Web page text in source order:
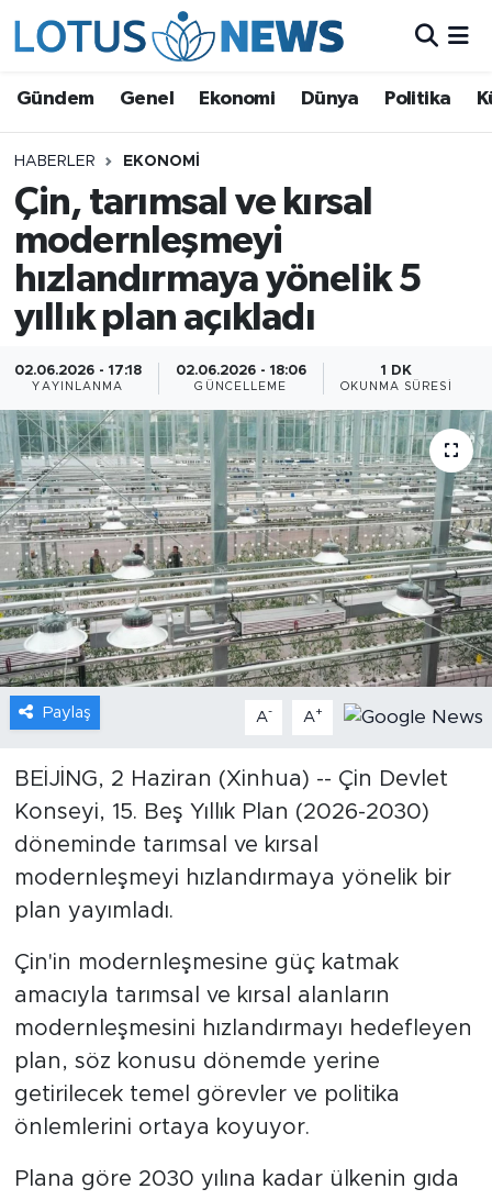
Gündem Genel Ekonomi Dünya Politika
HABERLER EKONOMI
Çin, tarımsal ve kırsal
modernleşmeyi
hızlandırmaya yönelik 5
yıllık plan açıkladı
02.06.2026 - 17:18
YAYINLANMA
02.06.2026 - 18:06
GÜNCELLEME
1 DK
OKUNMA SÜRESI
Paylaş A- A+
BEİJİNG, 2 Haziran (Xinhua) -- Çin Devlet
Konseyi, 15. Beş Yıllık Plan (2026-2030)
döneminde tarımsal ve kırsal
modernleşmeyi hızlandırmaya yönelik bir
plan yayımladı.
Çin'in modernleşmesine güç katmak
amacıyla tarımsal ve kırsal alanların
modernleşmesini hızlandırmayı hedefleyen
plan, söz konusu dönemde yerine
getirilecek temel görevler ve politika
önlemlerini ortaya koyuyor.
Plana göre 2030 yılına kadar ülkenin gıda
Ekonomi
Dünya
Politika
Kültür - Sanat ve Tarih
Yaşam
Bilim ve Teknoloji
Çin Fuarları
Gündem
Video
Sağlık
Foto Haber
Xinhua Türkiye
Seyahat